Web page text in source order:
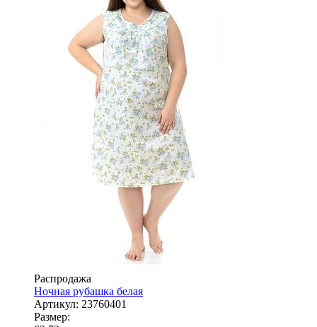
Распродажа
Ночная рубашка белая
Артикул: 23760401
Размер: